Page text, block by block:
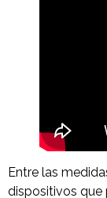
Entre las
dispositivos que